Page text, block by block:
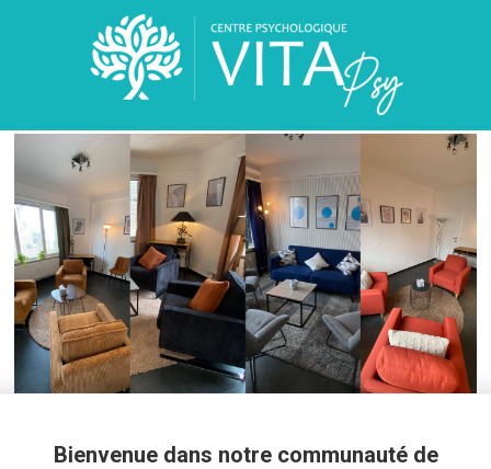
Bienvenue dans notre communauté de